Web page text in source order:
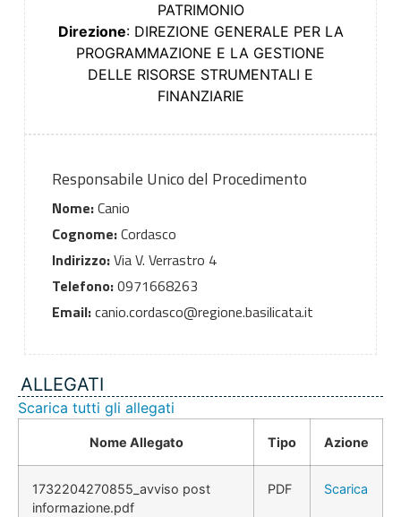
PATRIMONIO
Direzione: DIREZIONE GENERALE PER LA
PROGRAMMAZIONE E LA GESTIONE
DELLE RISORSE STRUMENTALI E
FINANZIARIE
Responsabile Unico del Procedimento
Nome:Canio
Cognome:Cordasco
Indirizzo:Via V. Verrastro 4
Telefono:0971668263
Email:canio.cordasco@regione.basilicata.it
ALLEGATI
Scarica tutti gli allegati
Nome Allegato Tipo Azione
1732204270855_avviso post
informazione.pdf
PDF Scarica